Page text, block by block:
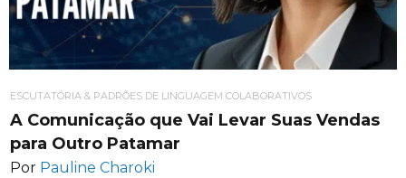
ESCUTATÓRIA & PADRÕES DE LINGUAGEM COLABORATIVOS
A Comunicação que Vai Levar Suas Vendas
para Outro Patamar
Por Pauline Charoki